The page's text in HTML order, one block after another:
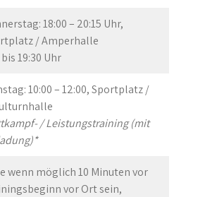
18:00 – 20:15 Uhr,
/ Amperhalle
bis 19:30 Uhr
10:00 – 12:00, Sportplatz /
/ Leistungstraining (mit
wenn möglich 10 Minuten vor
vor Ort sein,